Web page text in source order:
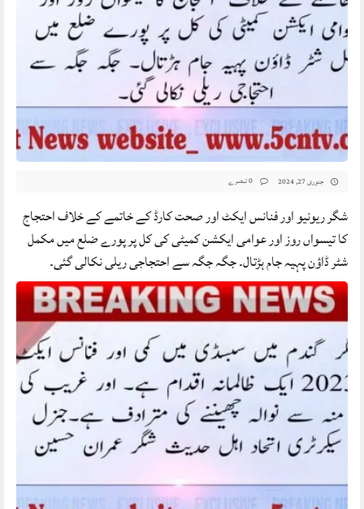
جنوری 27, 2024
شگر ریونیو اور فنانس ایکٹ اور صحت کارڈ کے خاتمے کے خلاف احتجاج
کا تیسواں روز اور عوامی ایکشن کمیٹی کی کل پر پورے ضلع میں مکمل
شٹر ڈاؤن پہیہ جام ہڑتال۔ جگہ جگہ سے احتجاجی ریلی نکالی گئی۔